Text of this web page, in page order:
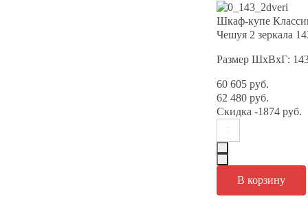
Шкаф-купе
Чешуя 2 зеркала
Размер ШхВхГ:
60 605 руб.
62 480 руб.
Скидка -1874 руб.